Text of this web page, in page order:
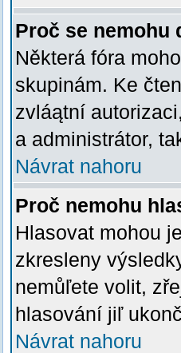
Proč se nemohu
Některá fóra
skupinám. Ke
zvláątní
a administrátor,
Návrat nahoru
Proč nemohu
Hlasovat mohou
zkresleny
nemůľete volit,
hlasování jiľ
Návrat nahoru